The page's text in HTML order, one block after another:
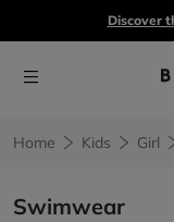
Discover
Home Kids Girl
Swimwear